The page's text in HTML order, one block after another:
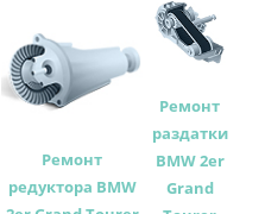
Ремонт
редуктора BMW
Ремонт
раздатки
BMW 2er
Grand